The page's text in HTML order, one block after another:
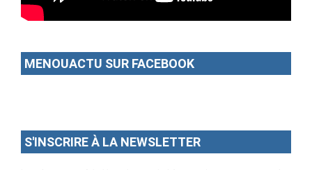
MENOUACTU SUR FACEBOOK
S'INSCRIRE À LA NEWSLETTER